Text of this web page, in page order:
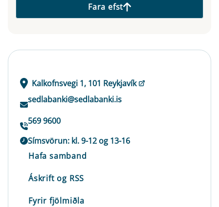
Fara efst
Kalkofnsvegi 1, 101 Reykjavík
sedlabanki@sedlabanki.is
569 9600
Símsvörun: kl. 9-12 og 13-16
Hafa samband
Áskrift og RSS
Fyrir fjölmiðla